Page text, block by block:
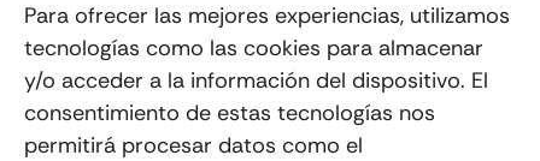
Para ofrecer las mejores experiencias, utilizamos
tecnologías como las cookies para almacenar
y/o acceder a la información del dispositivo. El
consentimiento de estas tecnologías nos
permitirá procesar datos como el
Enviar